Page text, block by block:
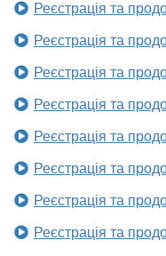
Реєстрація та
Реєстрація та
Реєстрація та
Реєстрація та
Реєстрація та
Реєстрація та
Реєстрація та
Реєстрація та